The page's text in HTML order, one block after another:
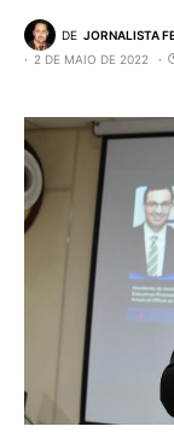
DE JORNALISTA
2 DE MAIO DE 2022